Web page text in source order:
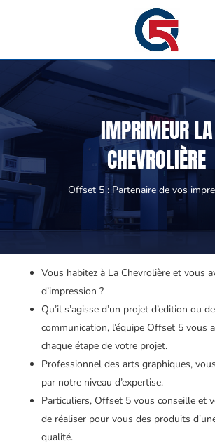
IMPRIMEUR LA
CHEVROLIÈRE
Offset 5 : Partenaire de vos
Vous habitez à La Chevrolière et vous
d’impression ?
Qu’il s’agisse d’un projet d’edition ou de
communication, l’équipe Offset 5 vous
chaque étape de votre projet.
Professionnel des arts graphiques,
par notre niveau d’expertise.
Particuliers, Offset 5 vous conseille et
de réaliser pour vous des produits
qualité.